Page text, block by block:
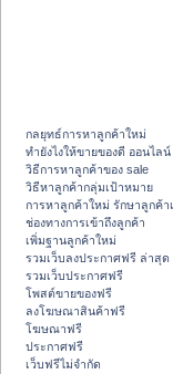
กลยุทธ์การหาลูกค้าใหม่
ทํายังไงให้ขายของดี ออนไลน์
วิธีการหาลูกค้าของ sale
วิธีหาลูกค้ากลุ่มเป้าหมาย
การหาลูกค้าใหม่ รักษาลูกค้า
ช่องทางการเข้าถึงลูกค้า
เพิ่มฐานลูกค้าใหม่
รวมเว็บลงประกาศฟรี ล่าสุด
รวมเว็บประกาศฟรี
โพสต์ขายของฟรี
ลงโฆษณาสินค้าฟรี
โฆษณาฟรี
ประกาศฟรี
เว็บฟรีไม่จำกัด